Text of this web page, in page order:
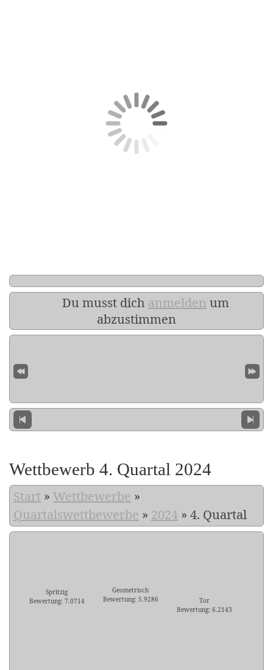
Du musst dich anmelden um
abzustimmen
Wettbewerb 4. Quartal 2024
Start » Wettbewerbe »
Quartalswettbewerbe » 2024 » 4. Quartal
Spritzig
Bewertung: 7.0714
Geometrisch
Bewertung: 5.9286
Tor
Bewertung: 6.2143